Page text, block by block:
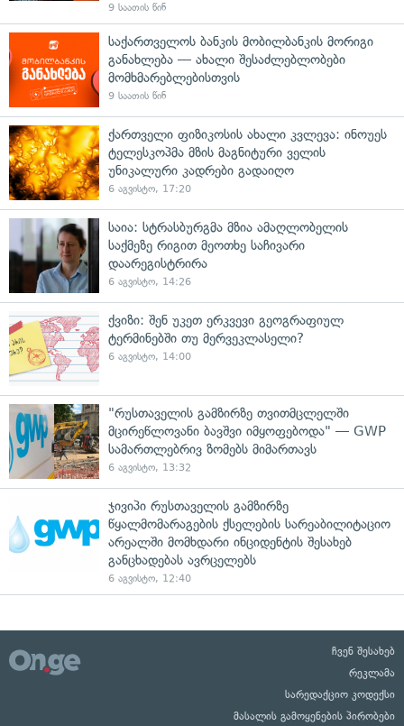
9 საათის წინ
საქართველოს ბანკის მობილბანკის მორიგი
განახლება — ახალი შესაძლებლობები
მომხმარებლებისთვის
9 საათის წინ
ქართველი ფიზიკოსის ახალი კვლევა: ინოუეს
ტელესკოპმა მზის მაგნიტური ველის
უნიკალური კადრები გადაიღო
6 აგვისტო, 17:20
საია: სტრასბურგმა მზია ამაღლობელის
საქმეზე რიგით მეოთხე საჩივარი
დაარეგისტრირა
6 აგვისტო, 14:26
ქვიზი: შენ უკეთ ერკვევი გეოგრაფიულ
ტერმინებში თუ მერვეკლასელი?
6 აგვისტო, 14:00
"რუსთაველის გამზირზე თვითმცლელში
მცირეწლოვანი ბავშვი იმყოფებოდა" — GWP
სამართლებრივ ზომებს მიმართავს
6 აგვისტო, 13:32
ჯივიპი რუსთაველის გამზირზე
წყალმომარაგების ქსელების სარეაბილიტაციო
არეალში მომხდარი ინციდენტის შესახებ
განცხადებას ავრცელებს
6 აგვისტო, 12:40
ჩვენ შესახებ
რეკლამა
სარედაქციო კოდექსი
მასალის გამოყენების პირობები